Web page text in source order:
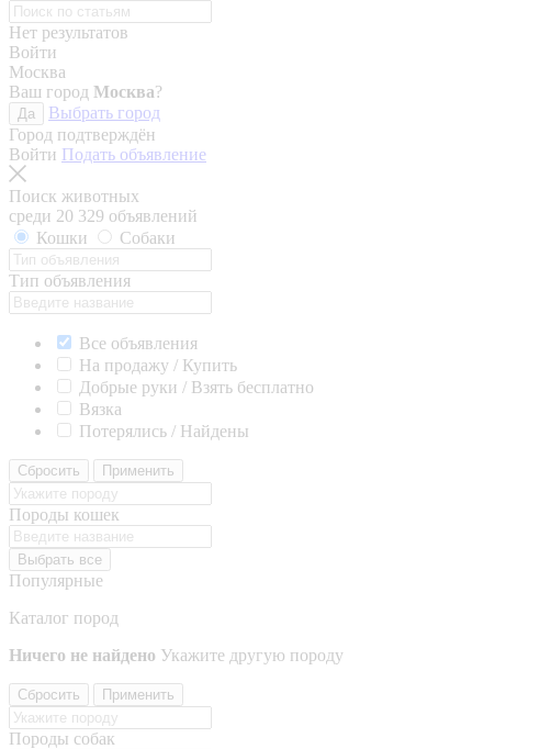
Нет результатов
Войти
Москва
Ваш город Москва?
Да
Выбрать город
Город подтверждён
Войти Подать объявление
Поиск животных
среди 20 329 объявлений
Кошки
Собаки
Тип объявления
Все объявления
На продажу / Купить
Добрые руки / Взять бесплатно
Вязка
Потерялись / Найдены
Сбросить Применить
Породы кошек
Выбрать все
Популярные
Каталог пород
Ничего не найдено Укажите другую породу
Сбросить Применить
Породы собак